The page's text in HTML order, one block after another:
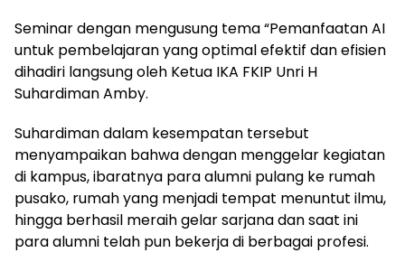
Seminar dengan mengusung tema “Pemanfaatan AI
untuk pembelajaran yang optimal efektif dan efisien
dihadiri langsung oleh Ketua IKA FKIP Unri H
Suhardiman Amby.
Suhardiman dalam kesempatan tersebut
menyampaikan bahwa dengan menggelar kegiatan
di kampus, ibaratnya para alumni pulang ke rumah
pusako, rumah yang menjadi tempat menuntut ilmu,
hingga berhasil meraih gelar sarjana dan saat ini
para alumni telah pun bekerja di berbagai profesi.